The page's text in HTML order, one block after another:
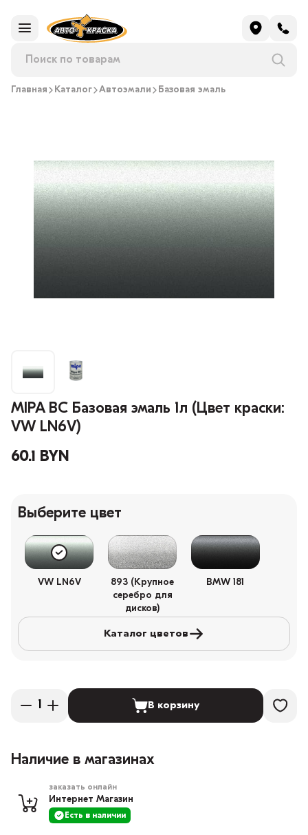
Главная Каталог Автоэмали Базовая эмаль
MIPA BC Базовая эмаль 1л (Цвет краски:
VW LN6V)
60.1 BYN
Выберите цвет
VW LN6V
893 (Крупное
серебро для
дисков)
BMW 181
Каталог цветов
В корзину
Наличие в магазинах
заказать онлайн
Интернет Магазин
Есть в наличии